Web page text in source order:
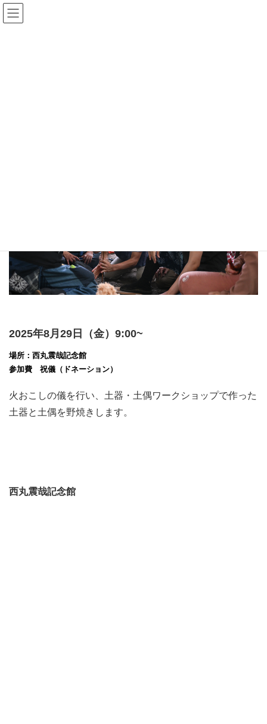
2025年8月29日（金）9:00~
場所：西丸震哉記念館
参加費 祝儀（ドネーション）
火おこしの儀を行い、土器・土偶ワークショップで作った
土器と土偶を野焼きします。
西丸震哉記念館